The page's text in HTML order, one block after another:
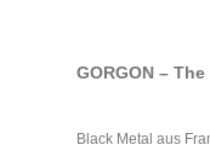
GORGON –
Black Metal aus